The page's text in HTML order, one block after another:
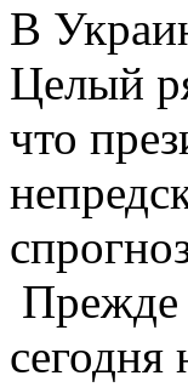
В
Целый
что
Прежде